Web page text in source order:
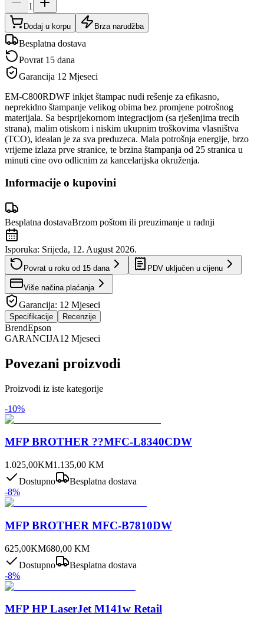
1
Dodaj u korpu Brza narudžba
Besplatna dostava
Povrat 15 dana
Garancija 12 Mjeseci
EM-C800RDWF inkjet štampac nudi rešenje za efikasno,
neprekidno štampanje velikog obima bez promjene potrošnog
materijala. Sa besprijekornom integracijom (sa rješenjima trecih
strana), malim otiskom i niskim ukupnim troškovima vlasništva
(TCO), idealan je za sva preduzeca. Mala potrošnja energije, brzo
vrijeme izlaza prve stranice, te brzina štampanja od 25 stranica u
minuti cine ovo odlicnim za kancelarijska okruženja.
Informacije o kupovini
Besplatna dostavaBrzom poštom ili preuzimanje u radnji
Isporuka: Srijeda, 12. August 2026.
Povrat u roku od 15 dana PDV uključen u cijenu
Više načina plaćanja
Garancija: 12 Mjeseci
Specifikacije Recenzije
BrendEpson
GARANCIJA12 Mjeseci
Povezani proizvodi
Proizvodi iz iste kategorije
-10%
MFP BROTHER ??MFC-L8340CDW
1.025,00KM1.135,00 KM
Dostupno
Besplatna dostava
-8%
MFP BROTHER MFC-B7810DW
625,00KM680,00 KM
Dostupno
Besplatna dostava
-8%
MFP HP LaserJet M141w Retail